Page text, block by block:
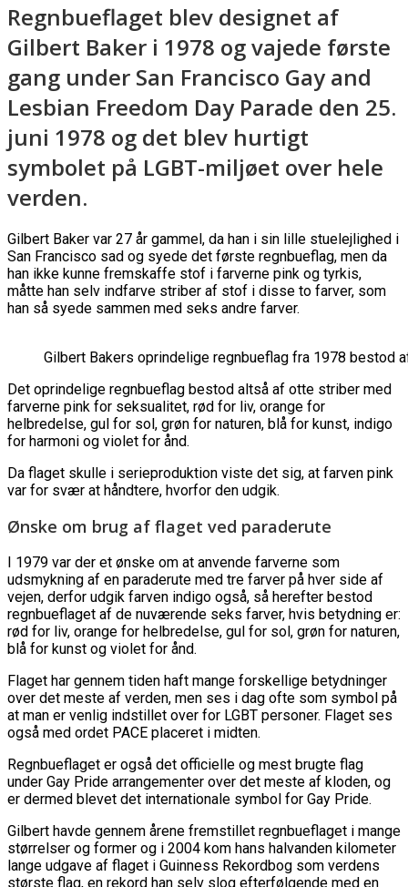
Regnbueflaget blev designet af
Gilbert Baker i 1978 og vajede første
gang under San Francisco Gay and
Lesbian Freedom Day Parade den 25.
juni 1978 og det blev hurtigt
symbolet på LGBT-miljøet over hele
verden.
Gilbert Baker var 27 år gammel, da han i sin lille stuelejlighed i
San Francisco sad og syede det første regnbueflag, men da
han ikke kunne fremskaffe stof i farverne pink og tyrkis,
måtte han selv indfarve striber af stof i disse to farver, som
han så syede sammen med seks andre farver.
Gilbert Bakers oprindelige regnbueflag fra 1978 bestod
Det oprindelige regnbueflag bestod altså af otte striber med
farverne pink for seksualitet, rød for liv, orange for
helbredelse, gul for sol, grøn for naturen, blå for kunst, indigo
for harmoni og violet for ånd.
Da flaget skulle i serieproduktion viste det sig, at farven pink
var for svær at håndtere, hvorfor den udgik.
Ønske om brug af flaget ved paraderute
I 1979 var der et ønske om at anvende farverne som
udsmykning af en paraderute med tre farver på hver side af
vejen, derfor udgik farven indigo også, så herefter bestod
regnbueflaget af de nuværende seks farver, hvis betydning er:
rød for liv, orange for helbredelse, gul for sol, grøn for naturen,
blå for kunst og violet for ånd.
Flaget har gennem tiden haft mange forskellige betydninger
over det meste af verden, men ses i dag ofte som symbol på
at man er venlig indstillet over for LGBT personer. Flaget ses
også med ordet PACE placeret i midten.
Regnbueflaget er også det officielle og mest brugte flag
under Gay Pride arrangementer over det meste af kloden, og
er dermed blevet det internationale symbol for Gay Pride.
Gilbert havde gennem årene fremstillet regnbueflaget i mange
størrelser og former og i 2004 kom hans halvanden kilometer
lange udgave af flaget i Guinness Rekordbog som verdens
største flag, en rekord han selv slog efterfølgende med en